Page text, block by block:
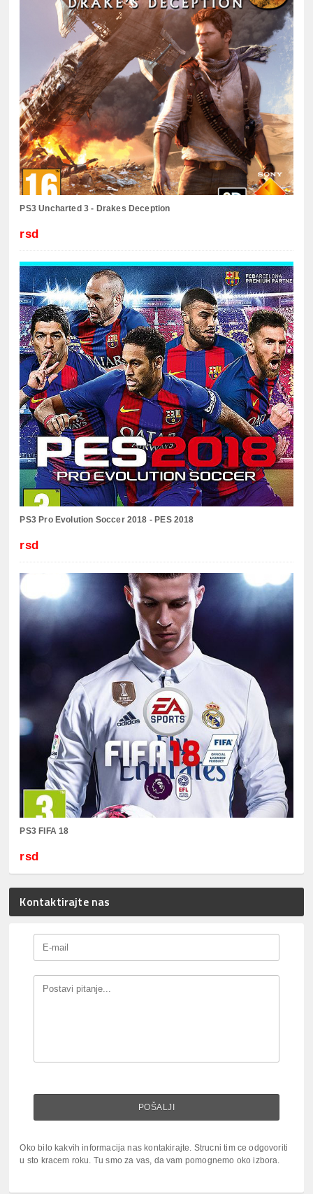
PS3 Uncharted 3 - Drakes Deception
rsd
PS3 Pro Evolution Soccer 2018 - PES 2018
rsd
PS3 FIFA 18
rsd
Kontaktirajte nas
Oko bilo kakvih informacija nas kontakirajte. Strucni tim ce odgovoriti
u sto kracem roku. Tu smo za vas, da vam pomognemo oko izbora.